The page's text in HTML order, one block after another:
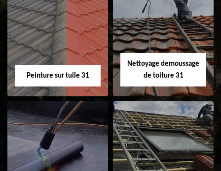
Nettoyage et
ravalement de
façade 31
Isolation toiture 31
Peinture sur tuile 31
Peinture sur tuile
31
Nettoyage demoussage
de toiture 31
Nettoyage
demoussage de